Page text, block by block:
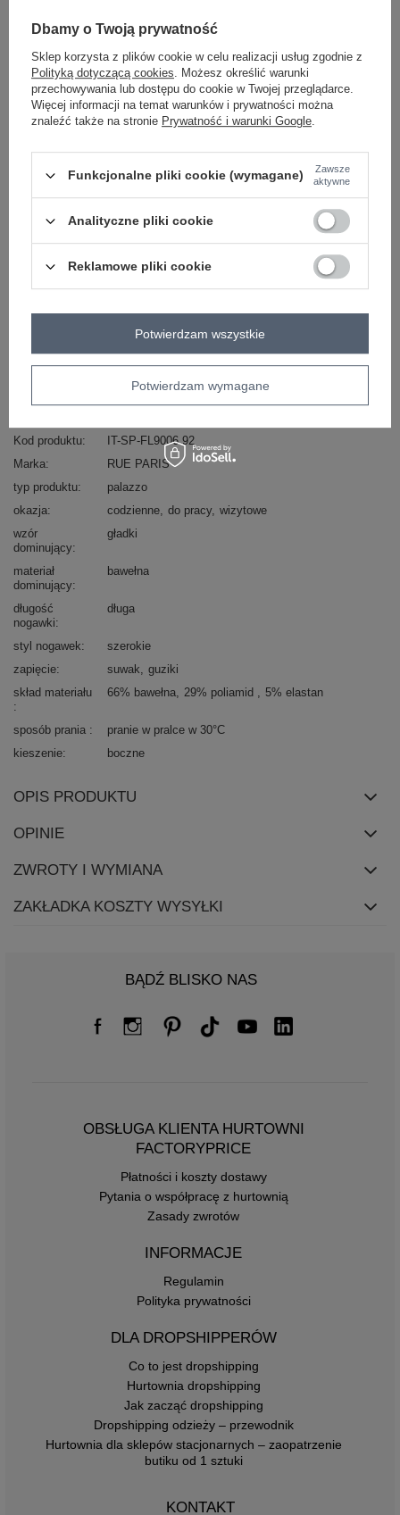
One size 5906694111419 -
Zobacz wszystkie kolory (+3)
skład materiału : 66% bawełna, 29% poliamid , 5%
sposób prania : pranie w pralce w 30°C
Kod produktu
IT-SP-FL9006.92
Marka
RUE PARIS
typ produktu
palazzo
okazja
codzienne do pracy wizytowe
wzór
dominujący
gładki
materiał
dominujący
bawełna
długość
nogawki
długa
styl nogawek
szerokie
zapięcie
suwak
guziki
skład materiału
66% bawełna 29% poliamid 5% elastan
sposób prania
pranie w pralce w 30°C
kieszenie
boczne
OPIS PRODUKTU
OPINIE
ZWROTY I WYMIANA
ZAKŁADKA KOSZTY WYSYŁKI
BĄDŹ BLISKO NAS
OBSŁUGA KLIENTA HURTOWNI
FACTORYPRICE
Płatności i koszty dostawy
Pytania o współpracę z hurtownią
Zasady zwrotów
INFORMACJE
Regulamin
Polityka prywatności
DLA DROPSHIPPERÓW
Co to jest dropshipping
Hurtownia dropshipping
Jak zacząć dropshipping
Dropshipping odzieży – przewodnik
Hurtownia dla sklepów stacjonarnych – zaopatrzenie
butiku od 1 sztuki
KONTAKT
Dbamy o Twoją prywatność
Sklep korzysta z plików cookie w celu realizacji usług zgodnie z
Polityką dotyczącą cookies. Możesz określić warunki
przechowywania lub dostępu do cookie w Twojej przeglądarce.
Więcej informacji na temat warunków i prywatności można
znaleźć także na stronie Prywatność i warunki Google.
Funkcjonalne pliki cookie (wymagane)
Zawsze
aktywne
Analityczne pliki cookie
Reklamowe pliki cookie
Potwierdzam wymagane
Potwierdzam wszystkie